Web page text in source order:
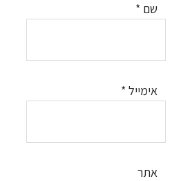
שם *
אימייל *
אתר